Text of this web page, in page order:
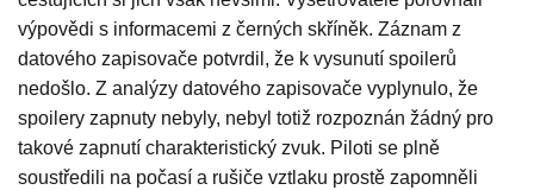
výpovědi s informacemi z černých skříněk. Záznam z
datového zapisovače potvrdil, že k vysunutí spoilerů
nedošlo. Z analýzy datového zapisovače vyplynulo, že
spoilery zapnuty nebyly, nebyl totiž rozpoznán žádný pro
takové zapnutí charakteristický zvuk. Piloti se plně
soustředili na počasí a rušiče vztlaku prostě zapomněli